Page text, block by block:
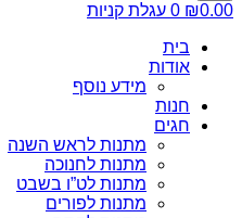
₪0.00
0 עגלת קניות
בית
אודות
מידע נוסף
חנות
חגים
מתנות לראש השנה
מתנות לחנוכה
מתנות לט”ו בשבט
מתנות לפורים